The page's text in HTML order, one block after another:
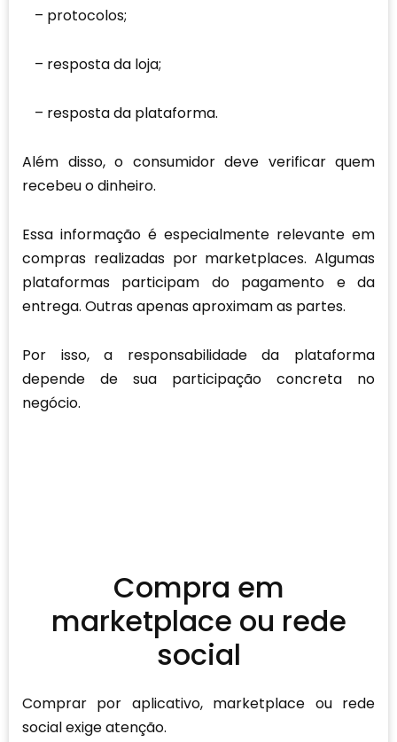
protocolos;
resposta da loja;
resposta da plataforma.
Além disso, o consumidor deve verificar quem
recebeu o dinheiro.
Essa informação é especialmente relevante em
compras realizadas por marketplaces. Algumas
plataformas participam do pagamento e da
entrega. Outras apenas aproximam as partes.
Por isso, a responsabilidade da plataforma
depende de sua participação concreta no
negócio.
Compra em
marketplace ou rede
social
Comprar por aplicativo, marketplace ou rede
social exige atenção.